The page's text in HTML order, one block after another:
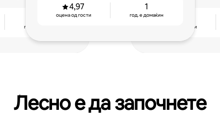
год. е домаќин
4,97
оцена од гости
1
год. е домаќин
оцена од гости
Лесно е да започнете